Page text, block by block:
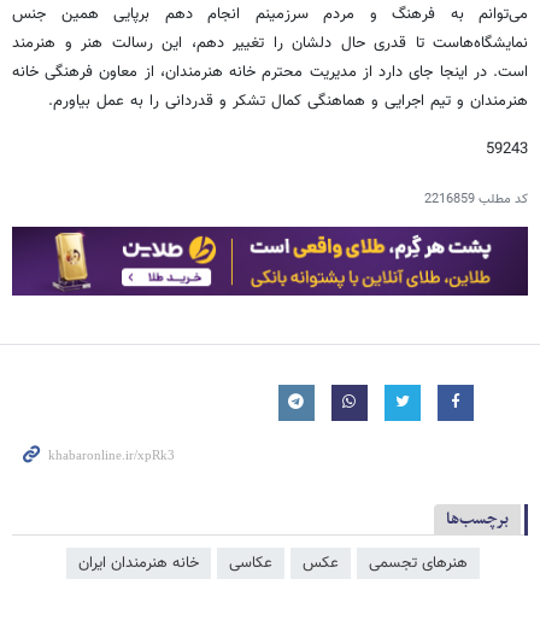
می‌توانم به فرهنگ و مردم سرزمینم انجام دهم برپایی همین جنس
نمایشگاه‌هاست تا قدری حال دلشان را تغییر دهم، این رسالت هنر و هنرمند
است. در اینجا جای دارد از مدیریت محترم خانه هنرمندان، از معاون فرهنگی خانه
هنرمندان و تیم اجرایی و هماهنگی کمال تشکر و قدردانی را به عمل بیاورم.
59243
کد مطلب2216859
برچسب‌ها
هنرهای تجسمی عکس عکاسی خانه هنرمندان ایران